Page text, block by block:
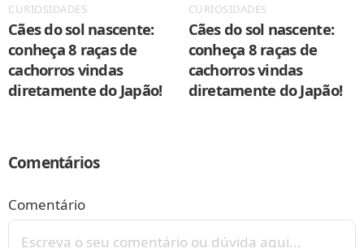
CURIOSIDADES
Cães do sol nascente:
conheça 8 raças de
cachorros vindas
diretamente do Japão!
CURIOSIDADES
Cães do sol nascente:
conheça 8 raças de
cachorros vindas
diretamente do Japão!
Comentários
Comentário